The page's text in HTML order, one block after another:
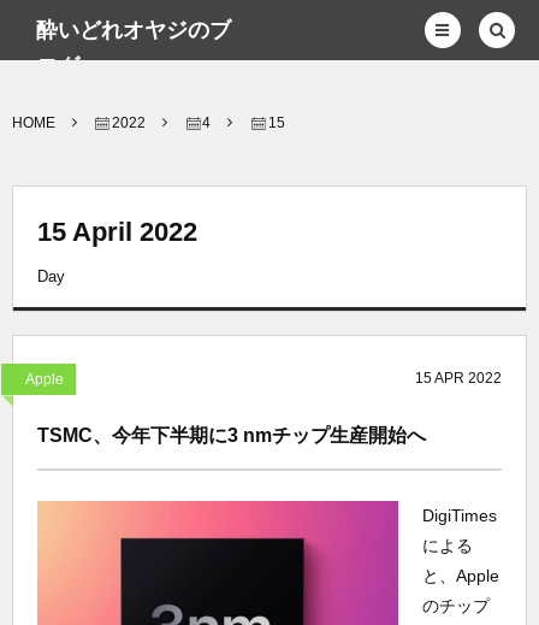
酔いどれオヤジのブ
ログwp
HOME 2022 4 15
15 April 2022
Day
Apple 15APR 2022
TSMC、今年下半期に3 nmチップ生産開始へ
DigiTimes
による
と、Apple
のチップ